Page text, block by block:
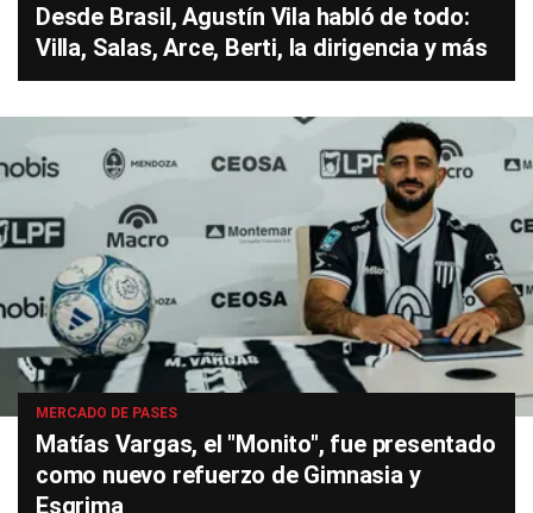
Desde Brasil, Agustín Vila habló de todo:
Villa, Salas, Arce, Berti, la dirigencia y más
MERCADO DE PASES
Matías Vargas, el "Monito", fue presentado
como nuevo refuerzo de Gimnasia y
Esgrima